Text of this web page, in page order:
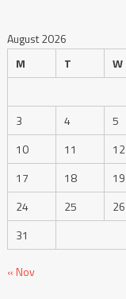
August 2026
M
T W
3
4 5
10
11 12
17
18 19
24
25 26
31
« Nov